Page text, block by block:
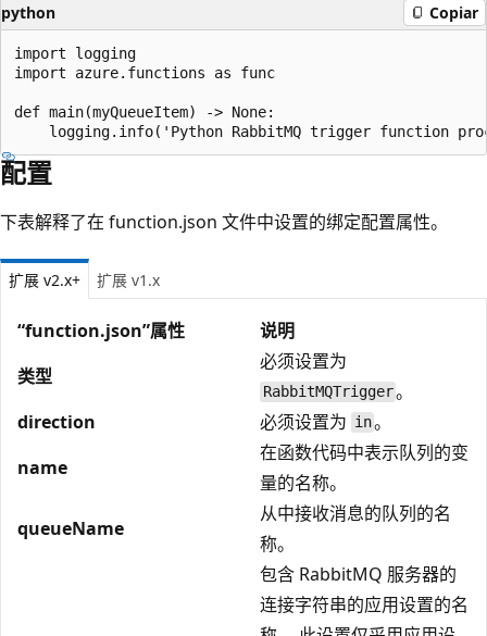
python Copiar
import logging
import azure.functions as func
def main(myQueueItem) -> None:
配置
下表解释了在 function.json 文件中设置的绑定配置属性。
扩展 v2.x+ 扩展 v1.x
“function.json”属性
说明
类型
必须设置为
RabbitMQTrigger。
direction
必须设置为 in。
name
在函数代码中表示队列的变
量的名称。
queueName
从中接收消息的队列的名
称。
包含 RabbitMQ 服务器的
连接字符串的应用设置的名